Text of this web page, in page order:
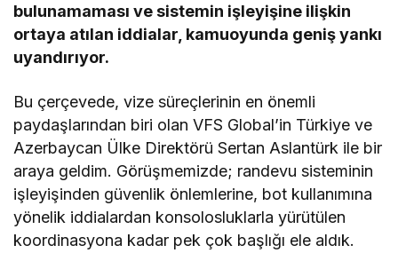
bulunamaması ve sistemin işleyişine ilişkin
ortaya atılan iddialar, kamuoyunda geniş yankı
uyandırıyor.
Bu çerçevede, vize süreçlerinin en önemli
paydaşlarından biri olan VFS Global’in Türkiye ve
Azerbaycan Ülke Direktörü Sertan Aslantürk ile bir
araya geldim. Görüşmemizde; randevu sisteminin
işleyişinden güvenlik önlemlerine, bot kullanımına
yönelik iddialardan konsolosluklarla yürütülen
koordinasyona kadar pek çok başlığı ele aldık.